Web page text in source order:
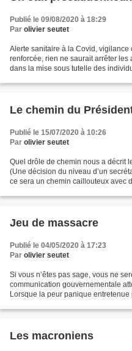
Publié le 09/08/2020 à 18:29
Par olivier seutet
Alerte sanitaire à la Covid,
renforcée, rien ne saurait arrêter les
dans la mise sous tutelle des
Le chemin du
Publié le 15/07/2020 à 10:26
Par olivier seutet
Quel drôle de chemin nous a décrit
(Une décision du niveau d’un
ce sera un chemin caillouteux avec
Jeu de massacre
Publié le 04/05/2020 à 17:23
Par olivier seutet
Si vous n’êtes pas sage, vous ne
communication gouvernementale
Lorsque la peur panique
Les macroniens